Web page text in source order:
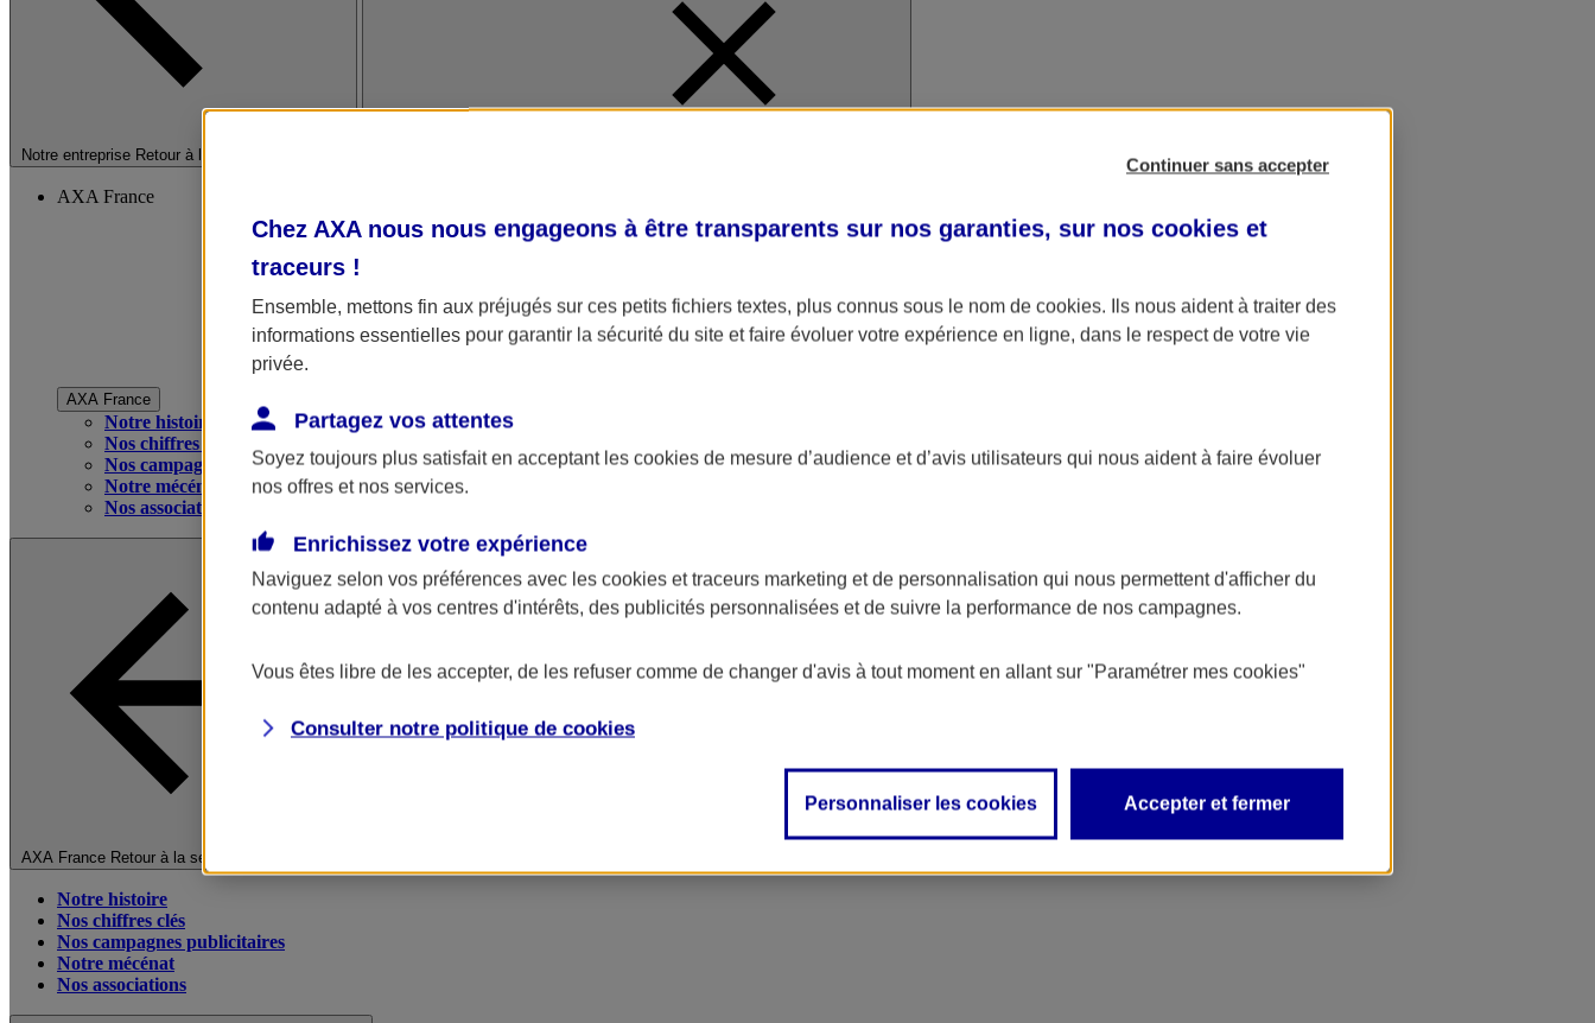
Notre entreprise Retour à la section précédente
AXA France
AXA France
Notre histoire
Nos chiffres clés
Nos campagnes publicitaires
Notre mécénat
Nos associations
AXA France Retour à la section précédente
Notre histoire
Nos chiffres clés
Nos campagnes publicitaires
Notre mécénat
Nos associations
Continuer sans accepter
Chez AXA nous nous engageons à être transparents sur nos garanties, sur nos cookies et
traceurs !
Ensemble, mettons fin aux préjugés sur ces petits fichiers textes, plus connus sous le nom de cookies. Ils nous aident à traiter des
informations essentielles pour garantir la sécurité du site et faire évoluer votre expérience en ligne, dans le respect de votre vie
privée.
Partagez vos attentes
Soyez toujours plus satisfait en acceptant les cookies de mesure d’audience et d’avis utilisateurs qui nous aident à faire évoluer
nos offres et nos services.
Enrichissez votre expérience
Naviguez selon vos préférences avec les cookies et traceurs marketing et de personnalisation qui nous permettent d'afficher du
contenu adapté à vos centres d'intérêts, des publicités personnalisées et de suivre la performance de nos campagnes.
Vous êtes libre de les accepter, de les refuser comme de changer d'avis à tout moment en allant sur "Paramétrer mes cookies"
Consulter notre politique de cookies
Personnaliser les cookies Accepter et fermer